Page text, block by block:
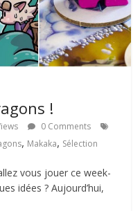
!
0 Comments
, Makaka, Sélection
vous jouer ce week-
idées ? Aujourd’hui,